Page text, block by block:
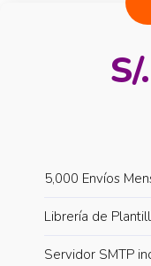
S/.
5,000 Envíos
Librería de
Servidor SMTP